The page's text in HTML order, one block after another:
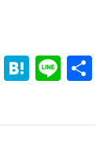
T
tt
H
e
Li
e